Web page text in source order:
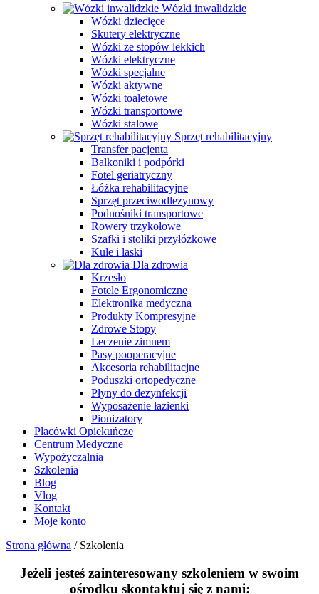
Wózki inwalidzkie
Wózki dziecięce
Skutery elektryczne
Wózki ze stopów lekkich
Wózki elektryczne
Wózki specjalne
Wózki aktywne
Wózki toaletowe
Wózki transportowe
Wózki stalowe
Sprzęt rehabilitacyjny
Transfer pacjenta
Balkoniki i podpórki
Fotel geriatryczny
Łóżka rehabilitacyjne
Sprzęt przeciwodlezynowy
Podnośniki transportowe
Rowery trzykołowe
Szafki i stoliki przyłóżkowe
Kule i laski
Dla zdrowia
Krzesło
Fotele Ergonomiczne
Elektronika medyczna
Produkty Kompresyjne
Zdrowe Stopy
Leczenie zimnem
Pasy pooperacyjne
Akcesoria rehabilitacjne
Poduszki ortopedyczne
Płyny do dezynfekcji
Wyposażenie łazienki
Pionizatory
Placówki Opiekuńcze
Centrum Medyczne
Wypożyczalnia
Szkolenia
Blog
Vlog
Kontakt
Moje konto
Strona główna / Szkolenia
Jeżeli jesteś zainteresowany szkoleniem w swoim
ośrodku skontaktuj się z nami: